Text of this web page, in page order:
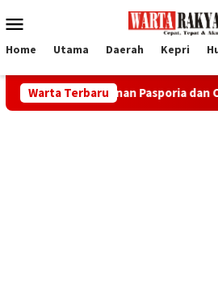
ke
Mobile
Home Utama Daerah Kepri
Warta Terbaru
Layanan Pasporia dan Cek